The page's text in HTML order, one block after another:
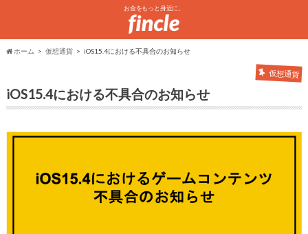
お金をもっと身近に。
ホーム 仮想通貨 iOS15.4における不具合のお知らせ
仮想通貨
iOS15.4における不具合のお知らせ